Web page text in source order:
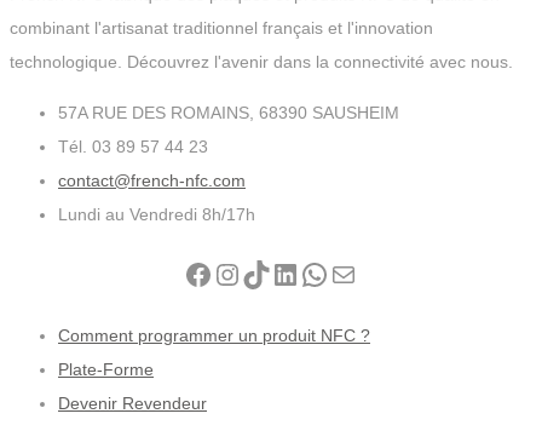
page
du
produit
combinant l'artisanat traditionnel français et l'innovation
technologique. Découvrez l'avenir dans la connectivité avec nous.
57A RUE DES ROMAINS, 68390 SAUSHEIM
Tél. 03 89 57 44 23
contact@french-nfc.com
Lundi au Vendredi 8h/17h
Facebook
Instagram
TikTok
LinkedIn
WhatsApp
E-mail
Comment programmer un produit NFC ?
Plate-Forme
Devenir Revendeur